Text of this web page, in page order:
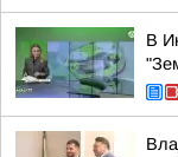
В